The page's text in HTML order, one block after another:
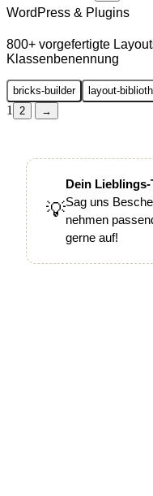
WordPress & Plugins
800+ vorgefertigte
Klassenbenennung
bricks-builder layout-
1 2 →
💡
Dein
Sag uns
nehmen
gerne auf!